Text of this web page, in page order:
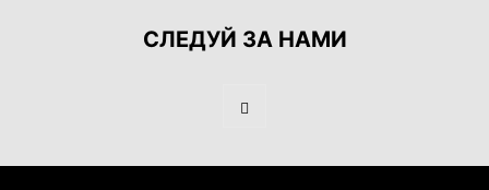
СЛЕДУЙ ЗА НАМИ